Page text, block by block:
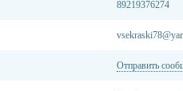
89219376274
Отправить